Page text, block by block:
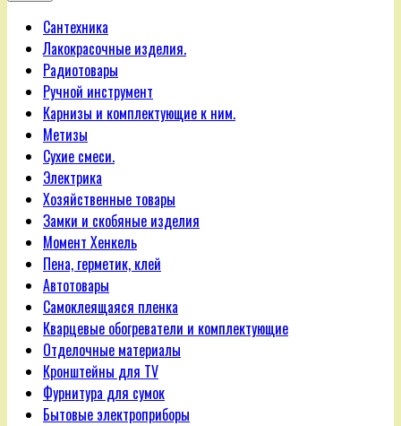
Сантехника
Лакокрасочные изделия.
Радиотовары
Ручной инструмент
Карнизы и комплектующие к ним.
Метизы
Сухие смеси.
Электрика
Хозяйственные товары
Замки и скобяные изделия
Момент Хенкель
Пена, герметик, клей
Автотовары
Самоклеящаяся пленка
Кварцевые обогреватели и комплектующие
Отделочные материалы
Кронштейны для TV
Фурнитура для сумок
Бытовые электроприборы